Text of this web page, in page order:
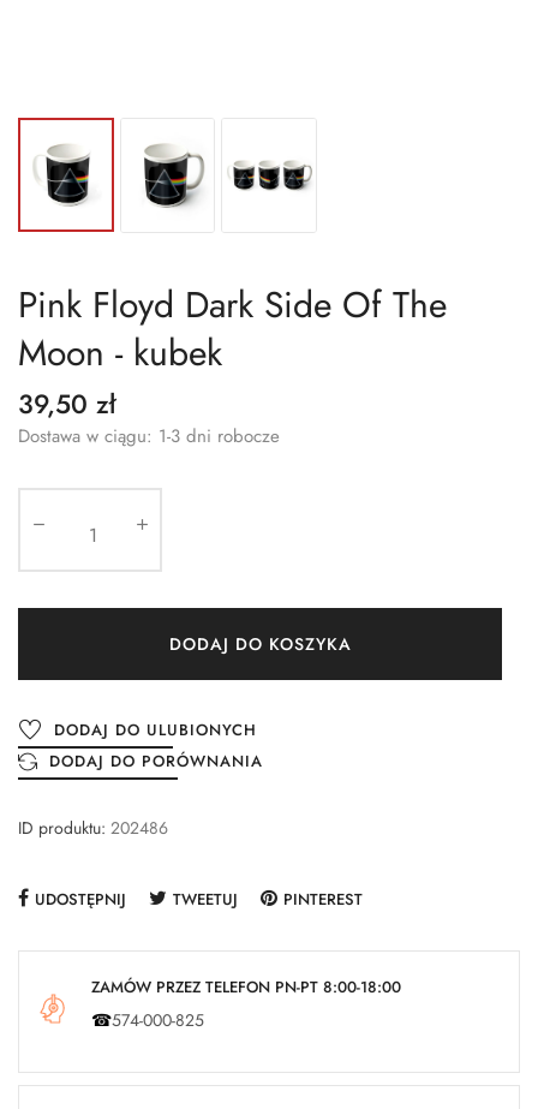
Pink Floyd Dark Side Of The
Moon - kubek
39,50 zł
Dostawa w ciągu: 1-3 dni robocze
DODAJ DO KOSZYKA
DODAJ DO ULUBIONYCH
DODAJ DO PORÓWNANIA
ID produktu: 202486
UDOSTĘPNIJ TWEETUJ PINTEREST
ZAMÓW PRZEZ TELEFON PN-PT 8:00-18:00
☎574-000-825